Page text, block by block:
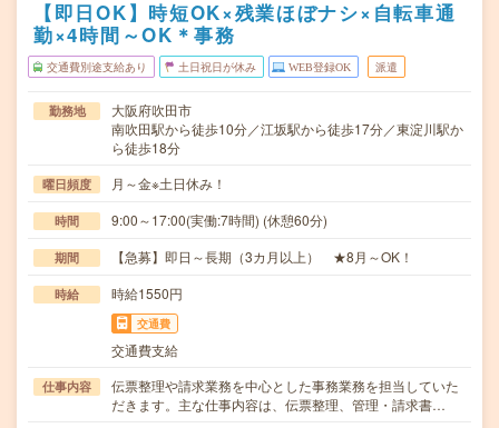
【即日OK】時短OK×残業ほぼナシ×自転車通
勤×4時間～OK＊事務
交通費別途支給あり 土日祝日が休み WEB登録OK 派遣
勤務地
大阪府吹田市
南吹田駅から徒歩10分／江坂駅から徒歩17分／東淀川駅か
ら徒歩18分
曜日頻度 月～金※土日休み！
時間 9:00～17:00(実働:7時間) (休憩60分)
期間 【急募】即日～長期（3カ月以上） ★8月～OK！
時給 時給1550円
交通費
交通費支給
仕事内容
伝票整理や請求業務を中心とした事務業務を担当していた
だきます。主な仕事内容は、伝票整理、管理・請求書…